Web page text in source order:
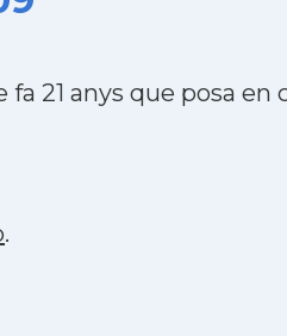
21 anys que posa en
.